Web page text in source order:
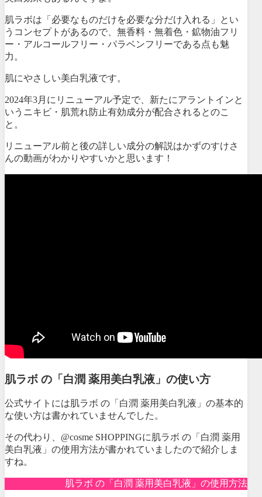
肌ラボは「必要なものだけを必要な分だけ入れる」とい
うコンセプトがあるので、無香料・無着色・鉱物油フリ
ー・アルコールフリー・パラベンフリーである点も魅
力。
肌にやさしい美白乳液です。
2024年3月にリニューアル予定で、新たにアラントインと
いうニキビ・肌荒れ防止有効成分が配合されるとのこ
と。
リニューアル前と後の詳しい成分の解説はかずのすけさ
んの動画がわかりやすいかと思います！
肌ラボ の「白潤 薬用美白乳液」の使い方
公式サイトには肌ラボ の「白潤 薬用美白乳液」の基本的
な使い方は書かれていませんでした。
その代わり、@cosme SHOPPINGに肌ラボ の「白潤 薬用
美白乳液」の使用方法が書かれていましたので紹介しま
すね。
肌ラボ の「白潤 薬用美白乳液」の使用方法